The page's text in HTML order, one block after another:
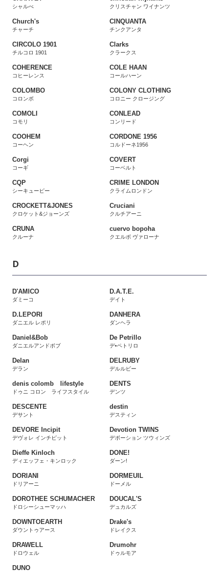
シャルべ クリスチャン ワイナンツ
Church's
チャーチ
CINQUANTA
チンクアンタ
CIRCOLO 1901
チルコロ 1901
Clarks
クラークス
COHERENCE
コヒーレンス
COLE HAAN
コールハーン
COLOMBO
コロンボ
COLONY CLOTHING
コロニー クロージング
COMOLI
コモリ
CONLEAD
コンリード
COOHEM
コーヘン
CORDONE 1956
コルドーネ1956
Corgi
コーギ
COVERT
コーベルト
CQP
シーキューピー
CRIME LONDON
クライムロンドン
CROCKETT&JONES
クロケット&ジョーンズ
Cruciani
クルチアーニ
CRUNA
クルーナ
cuervo bopoha
クエルボ ヴァローナ
D
D'AMICO
ダミーコ
D.A.T.E.
デイト
D.LEPORI
ダニエル レポリ
DANHERA
ダンヘラ
Daniel&Bob
ダニエルアンドボブ
De Petrillo
デ•ペトリロ
Delan
デラン
DELRUBY
デルルビー
denis colomb lifestyle
ドゥニ コロン ライフスタイル
DENTS
デンツ
DESCENTE
デサント
destin
デスティン
DEVORE Incipit
デヴォレ インチピット
Devotion TWINS
デボーション ツウィンズ
Dieffe Kinloch
ディエッフェ・キンロック
DONE!
ダーン!
DORIANI
ドリアーニ
DORMEUIL
ドーメル
DOROTHEE SCHUMACHER
ドロシーシューマッハ
DOUCAL'S
デュカルズ
DOWNTOEARTH
ダウントゥアース
Drake's
ドレイクス
DRAWELL
ドロウェル
Drumohr
ドゥルモア
DUNO